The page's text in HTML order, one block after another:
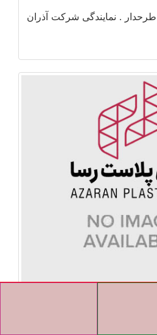
. نمایندگی شرکت آذران